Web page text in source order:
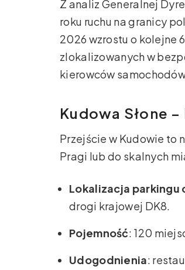
Z analiz Generalnej
roku ruchu na granicy
2026 wzrostu o kolejne
zlokalizowanych w
kierowców
Kudowa Słone
Przejście w Kudowie to
Pragi lub do skalnych
Lokalizacja parkingu
drogi krajowej DK8.
Pojemność: 120
Udogodnienia: